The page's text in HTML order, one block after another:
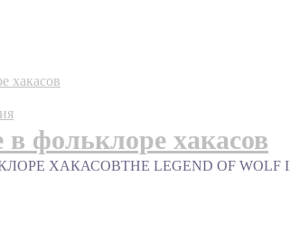
фольклоре хакасов
ХАКАСОВTHE LEGEND OF WOLF IN